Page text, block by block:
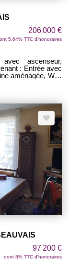
206 000 €
5.64% TTC d'honoraires
ascenseur,
: Entrée avec
aménagée, WC.
97 200 €
dont 8% TTC d'honoraires